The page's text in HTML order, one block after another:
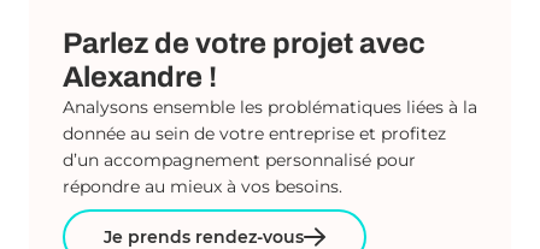
Parlez de votre projet avec
Alexandre !
Analysons ensemble les problématiques liées à la
donnée au sein de votre entreprise et profitez
d’un accompagnement personnalisé pour
répondre au mieux à vos besoins.
Je prends rendez-vous